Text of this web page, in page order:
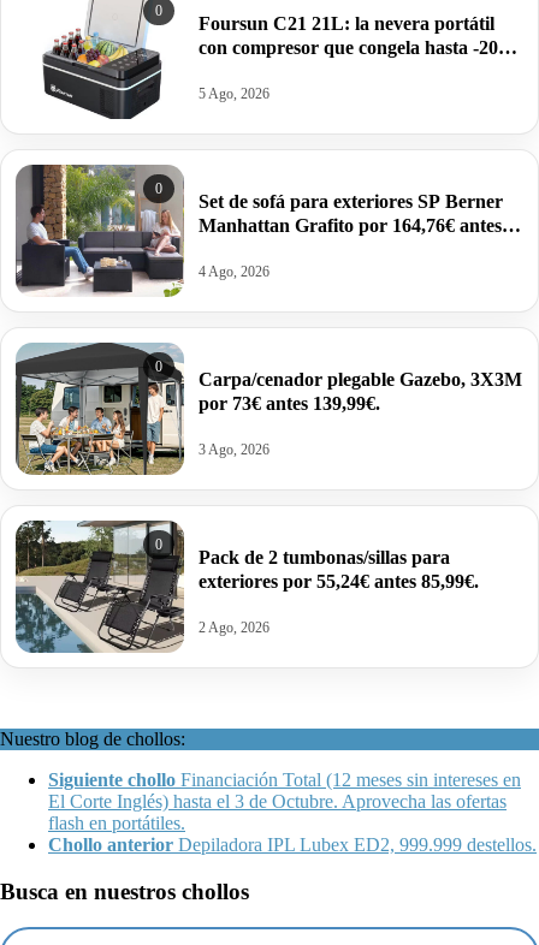
0
Foursun C21 21L: la nevera portátil
con compresor que congela hasta -20
5 Ago, 2026
0
Set de sofá para exteriores SP Berner
Manhattan Grafito por 164,76€ antes
4 Ago, 2026
0
Carpa/cenador plegable Gazebo, 3X3M
por 73€ antes 139,99€.
3 Ago, 2026
0
Pack de 2 tumbonas/sillas para
exteriores por 55,24€ antes 85,99€.
2 Ago, 2026
Nuestro blog de chollos:
Siguiente chollo Financiación Total (12 meses sin intereses en
El Corte Inglés) hasta el 3 de Octubre. Aprovecha las ofertas
flash en portátiles.
Chollo anterior Depiladora IPL Lubex ED2, 999.999 destellos.
Busca en nuestros chollos